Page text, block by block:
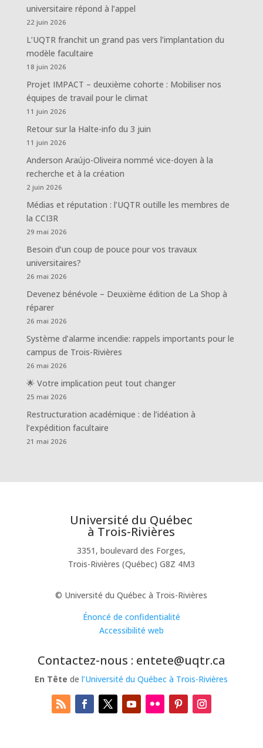
universitaire répond à l’appel
22 juin 2026
L’UQTR franchit un grand pas vers l’implantation du
modèle facultaire
18 juin 2026
Projet IMPACT – deuxième cohorte : Mobiliser nos
équipes de travail pour le climat
11 juin 2026
Retour sur la Halte-info du 3 juin
11 juin 2026
Anderson Araújo-Oliveira nommé vice-doyen à la
recherche et à la création
2 juin 2026
Médias et réputation : l’UQTR outille les membres de
la CCI3R
29 mai 2026
Besoin d’un coup de pouce pour vos travaux
universitaires?
26 mai 2026
Devenez bénévole – Deuxième édition de La Shop à
réparer
26 mai 2026
Système d’alarme incendie: rappels importants pour le
campus de Trois-Rivières
26 mai 2026
🌟 Votre implication peut tout changer
25 mai 2026
Restructuration académique : de l’idéation à
l’expédition facultaire
21 mai 2026
Université du Québec
à Trois-Rivières
3351, boulevard des Forges,
Trois-Rivières (Québec) G8Z 4M3
© Université du Québec à Trois-Rivières
Énoncé de confidentialité
Accessibilité web
Contactez-nous : entete@uqtr.ca
En Tête del’Université du Québec à Trois-Rivières